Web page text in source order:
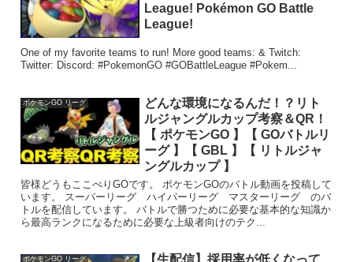
League! Pokémon GO Battle
League!
One of my favorite teams to run! More good teams: & Twitch:
Twitter: Discord: #PokemonGO #GOBattleLeague #Pokem...
ポケモンGO リーグ
どんな環境になるんだ！？リト
ルジャングルカップ考察＆QR！
【 ポケモンGO 】【 GOバトルリ
ーグ 】【 GBL 】【 リトルジャ
ングルカップ 】
皆様どうもここぺりGOです。 ポケモンGOのバトル動画を投稿して
います。 スーパーリーグ ハイパーリーグ マスターリーグ のバ
トルを配信しています。 バトルで勝つために必要な基本的な知識か
ら最高ランクになるために必要な上級者向けのテク...
ポケモンGO リーグ